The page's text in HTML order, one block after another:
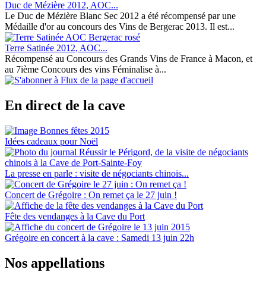
Duc de Mézière 2012, AOC...
Le Duc de Mézière Blanc Sec 2012 a été récompensé par une
Médaille d'or au concours des Vins de Bergerac 2013. Il est...
Terre Satinée 2012, AOC...
Récompensé au Concours des Grands Vins de France à Macon, et
au 7ième Concours des vins Féminalise à...
En direct de la cave
Idées cadeaux pour Noël
La presse en parle : visite de négociants chinois...
Concert de Grégoire : On remet ça le 27 juin !
Fête des vendanges à la Cave du Port
Grégoire en concert à la cave : Samedi 13 juin 22h
Nos appellations